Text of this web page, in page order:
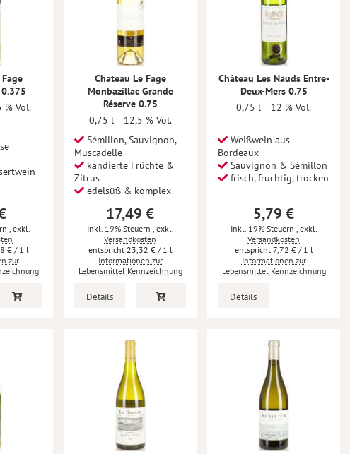
% Vol.
exkl.
€ / 1 l
zur
Chateau Le Fage
Monbazillac Grande
Réserve 0.75
0,75 l
12,5 % Vol.
Sémillon, Sauvignon,
Muscadelle
kandierte Früchte &
Zitrus
edelsüß & komplex
17,49 €
Inkl. 19% Steuern exkl.
Versandkosten
23,32 € / 1 l
Informationen zur
Lebensmittel Kennzeichnung
Details
Château Les Nauds Entre-
Deux-Mers 0.75
0,75 l
12 % Vol.
Weißwein aus
Bordeaux
Sauvignon & Sémillon
frisch, fruchtig, trocken
5,79 €
Inkl. 19% Steuern exkl.
Versandkosten
7,72 € / 1 l
Informationen zur
Lebensmittel Kennzeichnung
Details